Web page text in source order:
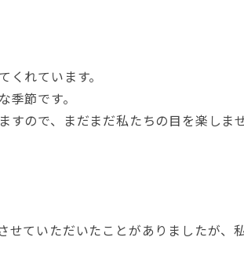
れています。
節です。
ので、まだまだ私たちの目を楽しま
せていただいたことがありましたが、